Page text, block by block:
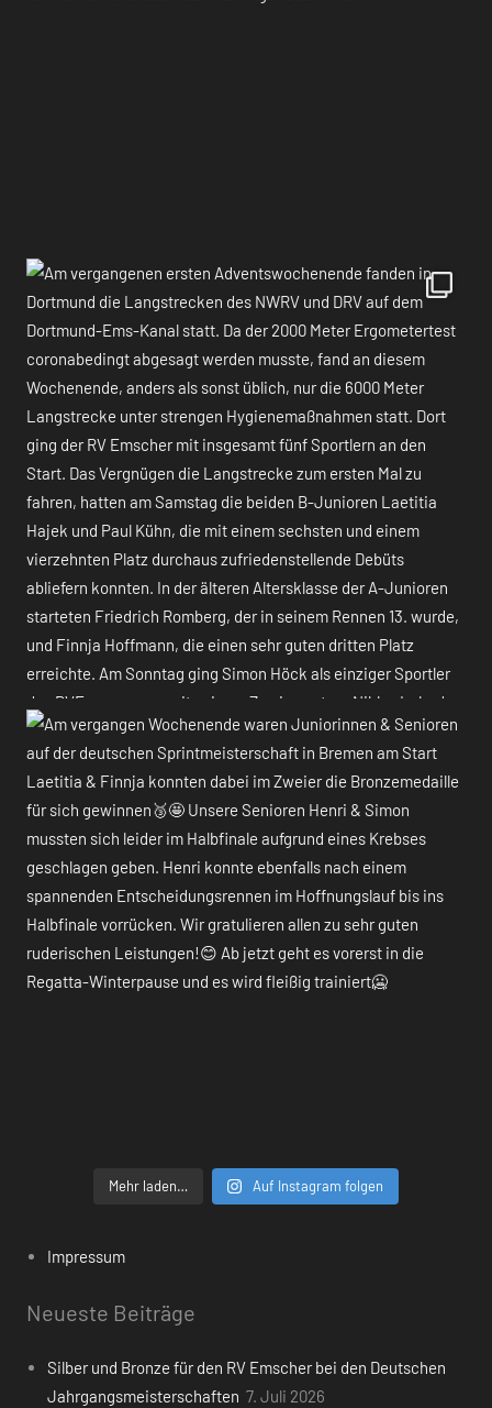
Mehr laden… Auf Instagram folgen
Impressum
Neueste Beiträge
Silber und Bronze für den RV Emscher bei den Deutschen
Jahrgangsmeisterschaften 7. Juli 2026